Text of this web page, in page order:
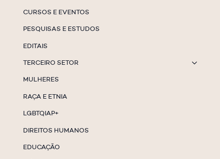
CURSOS E EVENTOS
PESQUISAS E ESTUDOS
EDITAIS
TERCEIRO SETOR
MULHERES
RAÇA E ETNIA
LGBTQIAP+
DIREITOS HUMANOS
EDUCAÇÃO